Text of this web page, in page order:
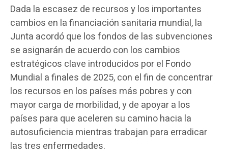
Dada la escasez de recursos y los importantes
cambios en la financiación sanitaria mundial, la
Junta acordó que los fondos de las subvenciones
se asignarán de acuerdo con los cambios
estratégicos clave introducidos por el Fondo
Mundial a finales de 2025, con el fin de concentrar
los recursos en los países más pobres y con
mayor carga de morbilidad, y de apoyar a los
países para que aceleren su camino hacia la
autosuficiencia mientras trabajan para erradicar
las tres enfermedades.